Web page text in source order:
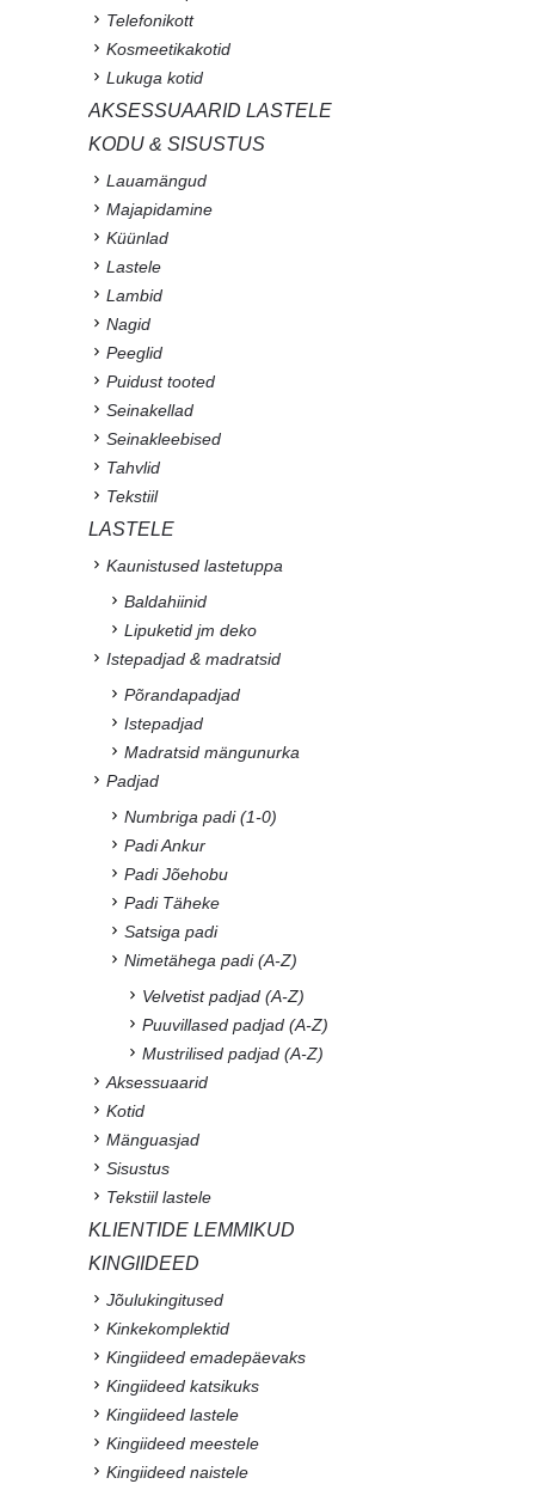
Telefonikott
Kosmeetikakotid
Lukuga kotid
AKSESSUAARID LASTELE
KODU & SISUSTUS
Lauamängud
Majapidamine
Küünlad
Lastele
Lambid
Nagid
Peeglid
Puidust tooted
Seinakellad
Seinakleebised
Tahvlid
Tekstiil
LASTELE
Kaunistused lastetuppa
Baldahiinid
Lipuketid jm deko
Istepadjad & madratsid
Põrandapadjad
Istepadjad
Madratsid mängunurka
Padjad
Numbriga padi (1-0)
Padi Ankur
Padi Jõehobu
Padi Täheke
Satsiga padi
Nimetähega padi (A-Z)
Velvetist padjad (A-Z)
Puuvillased padjad (A-Z)
Mustrilised padjad (A-Z)
Aksessuaarid
Kotid
Mänguasjad
Sisustus
Tekstiil lastele
KLIENTIDE LEMMIKUD
KINGIIDEED
Jõulukingitused
Kinkekomplektid
Kingiideed emadepäevaks
Kingiideed katsikuks
Kingiideed lastele
Kingiideed meestele
Kingiideed naistele